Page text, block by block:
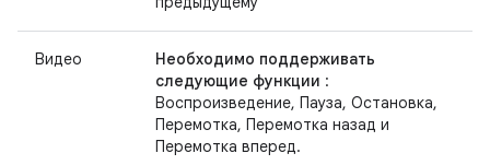
Видео
Необходимо поддерживать
следующие функции :
Воспроизведение, Пауза, Остановка,
Перемотка, Перемотка назад и
Перемотка вперед.